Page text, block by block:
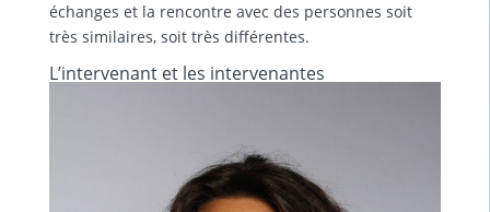
échanges et la rencontre avec des personnes soit
très similaires, soit très différentes.
L’intervenant et les intervenantes